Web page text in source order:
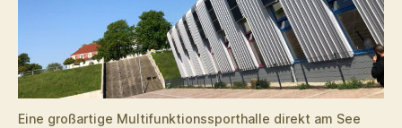
Eine großartige Multifunktionssporthalle direkt am See